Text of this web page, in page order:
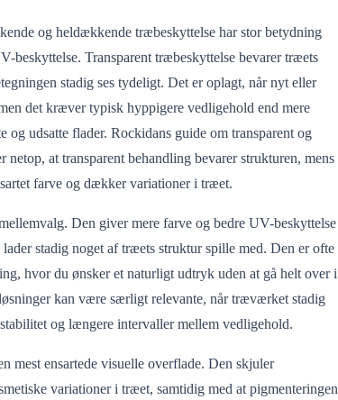
og heldækkende træbeskyttelse har stor betydning
beskyttelse. Transparent træbeskyttelse bevarer træets
stadig ses tydeligt. Det er oplagt, når nyt eller
det kræver typisk hyppigere vedligehold end mere
og udsatte flader. Rockidans guide om transparent og
at transparent behandling bevarer strukturen, mens
farve og dækker variationer i træet.
Den giver mere farve og bedre UV-beskyttelse
stadig noget af træets struktur spille med. Den er ofte
hvor du ønsker et naturligt udtryk uden at gå helt over i
kan være særligt relevante, når træværket stadig
og længere intervaller mellem vedligehold.
mest ensartede visuelle overflade. Den skjuler
variationer i træet, samtidig med at pigmenteringen